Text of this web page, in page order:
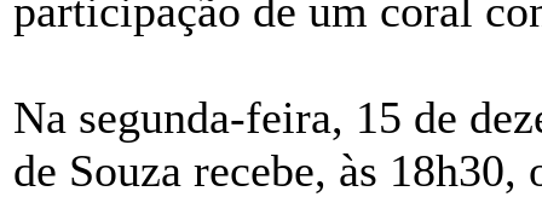
participação de um coral
Na segunda-feira, 15 de
de Souza recebe, às